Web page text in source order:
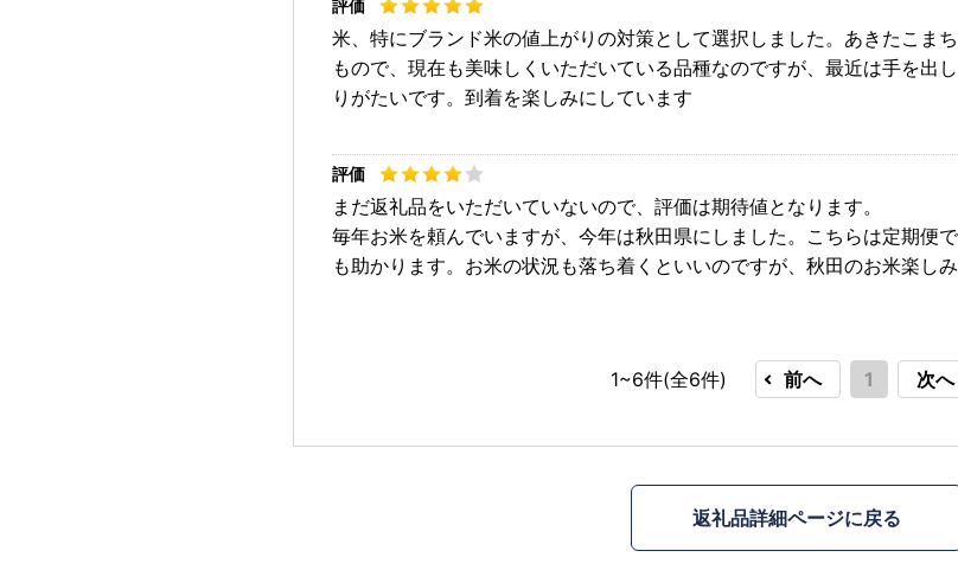
米、特にブランド米の値上がりの対策として選択しました。あきたこま
もので、現在も美味しくいただいている品種なのですが、最近は手を出
りがたいです。到着を楽しみにしています
まだ返礼品をいただいていないので、評価は期待値となります。
毎年お米を頼んでいますが、今年は秋田県にしました。こちらは定期便
も助かります。お米の状況も落ち着くといいのですが、秋田のお米楽しみ
1~6件(全6件) 前へ 1 次へ
返礼品詳細ページに戻る